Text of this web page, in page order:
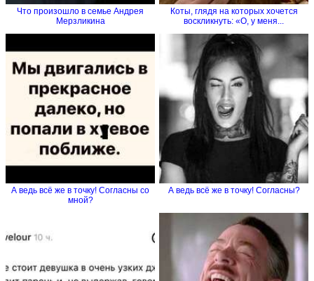
Что произошло в семье Андрея
Мерзликина
Коты, глядя на которых хочется
воскликнуть: «О, у меня...
А ведь всё же в точку! Согласны со
мной?
А ведь всё же в точку! Согласны?